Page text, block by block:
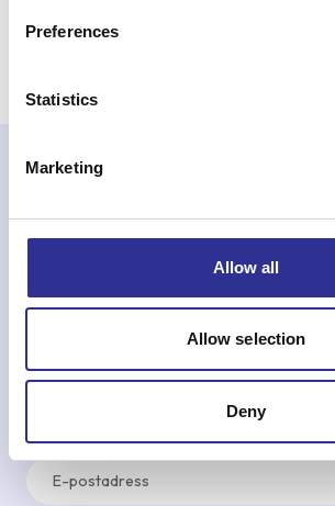
Preferences
Statistics
Marketing
Allow all
Allow selection
Deny
Kontakta oss
Prenumerera på vårt
uppdateringar kring aktuella och
E-
post